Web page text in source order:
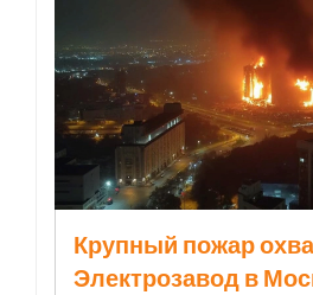
Крупный пожар
Электрозавод в